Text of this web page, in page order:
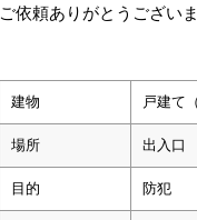
ご依頼ありがとうござい
建物 戸建て
場所 出入口
目的 防犯